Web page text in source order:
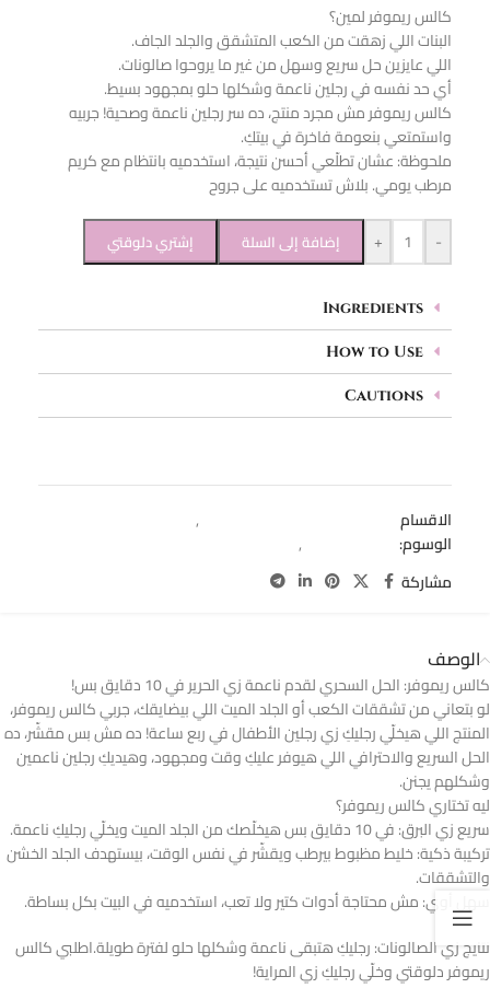
كالس ريموفر لمين؟
البنات اللي زهقت من الكعب المتشقق والجلد الجاف.
اللي عايزين حل سريع وسهل من غير ما يروحوا صالونات.
أي حد نفسه في رجلين ناعمة وشكلها حلو بمجهود بسيط.
كالس ريموفر مش مجرد منتج، ده سر رجلين ناعمة وصحية! جربيه
واستمتعي بنعومة فاخرة في بيتكِ.
ملحوظة: عشان تطلّعي أحسن نتيجة، استخدميه بانتظام مع كريم
مرطب يومي. بلاش تستخدميه على جروح
-
+ إضافة إلى السلة إشتري دلوقتي
Ingredients
How to Use
Cautions
الاقسام ,
الوسوم:
,
مشاركة
الوصف
كالس ريموفر: الحل السحري لقدم ناعمة زي الحرير في 10 دقايق بس!
لو بتعاني من تشققات الكعب أو الجلد الميت اللي بيضايقك، جربي كالس ريموفر،
المنتج اللي هيخلّي رجليكِ زي رجلين الأطفال في ربع ساعة! ده مش بس مقشّر، ده
الحل السريع والاحترافي اللي هيوفر عليكِ وقت ومجهود، وهيديكِ رجلين ناعمين
وشكلهم يجنن.
ليه تختاري كالس ريموفر؟
سريع زي البرق: في 10 دقايق بس هيخلّصك من الجلد الميت ويخلّي رجليكِ ناعمة.
تركيبة ذكية: خليط مظبوط بيرطب ويقشّر في نفس الوقت، بيستهدف الجلد الخشن
والتشققات.
سهل أوي: مش محتاجة أدوات كتير ولا تعب، استخدميه في البيت بكل بساطة.
نتايج زي الصالونات: رجليكِ هتبقى ناعمة وشكلها حلو لفترة طويلة.اطلبي كالس
ريموفر دلوقتي وخلّي رجليكِ زي المراية!